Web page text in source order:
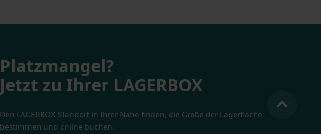
Platzmangel?
Jetzt zu Ihrer LAGERBOX
Den LAGERBOX-Standort in Ihrer Nähe finden, die Größe der Lagerfläche
bestimmen und online buchen.